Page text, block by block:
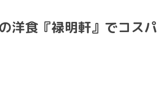
洋食『禄明軒』でコスパ